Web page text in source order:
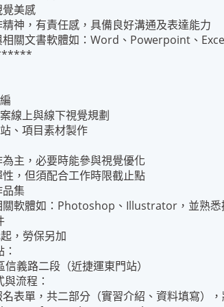
美感
神，有責任感，具備良好溝通及表達能力
相關文書軟體如：Word、Powerpoint、
線上與線下視覺規劃
、項目素材製作
主，必要時能參與視覺優化
，但須配合工作時限截止點
品集
關軟體如：Photoshop、Illustrator，並熟悉
，勞保另加
義路二段（近捷運東門站）
流程：
表單，共二部分（實習介紹、資料填寫）